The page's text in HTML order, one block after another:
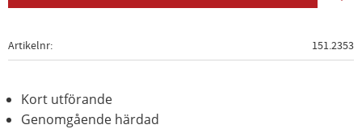
Artikelnr 151.2353
Kort utförande
Genomgående härdad